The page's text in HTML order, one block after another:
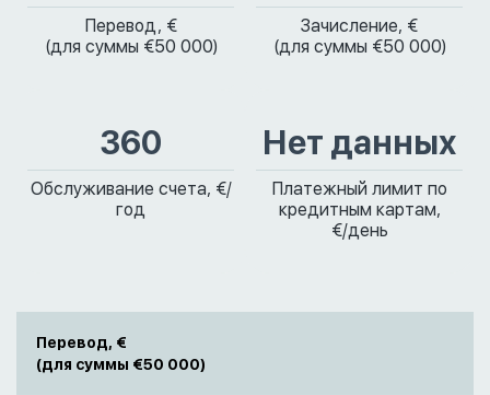
Перевод, €
(для суммы €50 000)
Зачисление, €
(для суммы €50 000)
360
Обслуживание счета, €/
год
Нет данных
Платежный лимит по
кредитным картам,
€/день
Перевод, €
(для суммы €50 000)